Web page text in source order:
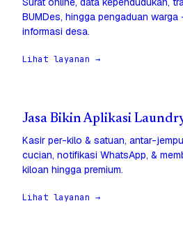
BUMDes, hingga pengaduan
informasi desa.
Lihat layanan →
Jasa Bikin Aplikasi
Kasir per-kilo & satuan, antar-
cucian, notifikasi WhatsApp, &
kiloan hingga premium.
Lihat layanan →